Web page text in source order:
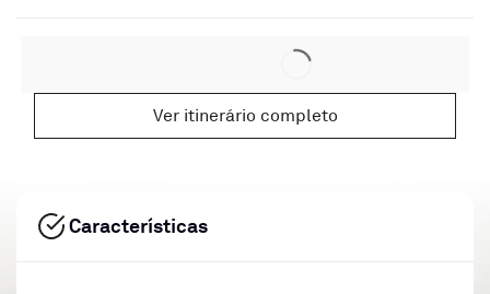
Ver itinerário completo
Características